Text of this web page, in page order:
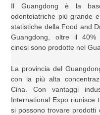
Il Guangdong è la
odontoiatriche più grande
statistiche della Food and
Guangdong, oltre il 40%
cinesi sono prodotte nel
La provincia del
con la più alta
Cina. Con vantaggi
International Expo riunisce
si possono trovare prodotti